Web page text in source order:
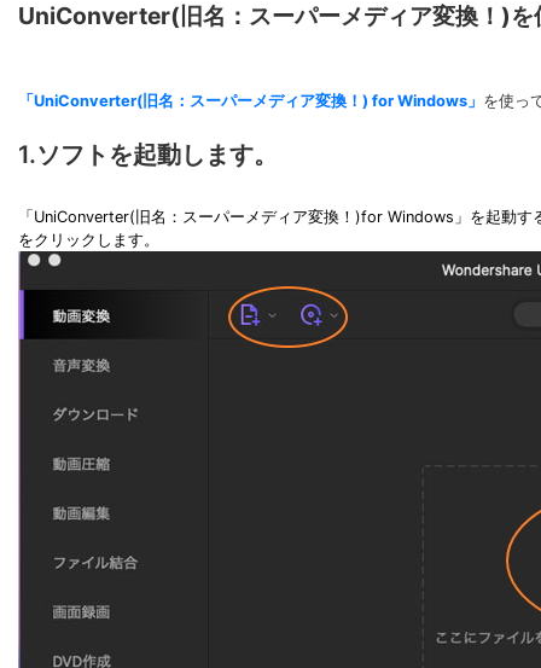
UniConverter(旧名：スーパーメディア変換！)
「UniConverter(旧名：スーパーメディア変換！) for Windows」 を使っ
1.ソフトを起動します。
「UniConverter(旧名：スーパーメディア変換！)for Windows」を起動
をクリックします。